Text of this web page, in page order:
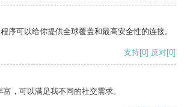
序可以给你提供全球覆盖和最高安全性的连接。
支持[0] 反对[0]
，可以满足我不同的社交需求。